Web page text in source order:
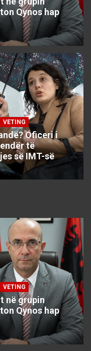
Qynos hap
VETING
Oficeri i
të
së IMT-së
VETING
në grupin
Qynos hap